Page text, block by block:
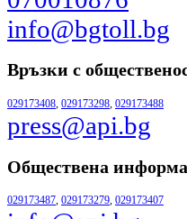
info@bgtoll.bg
Връзки с
029173408, 029173298, 029173488
press@api.bg
Обществена
029173487, 029173279, 029173407